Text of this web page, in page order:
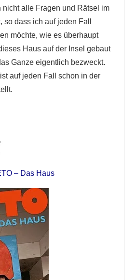
nicht alle Fragen und Rätsel im
so dass ich auf jeden Fall
möchte, wie es überhaupt
Haus auf der Insel gebaut
Ganze eigentlich bezweckt.
auf jeden Fall schon in der
– Das Haus